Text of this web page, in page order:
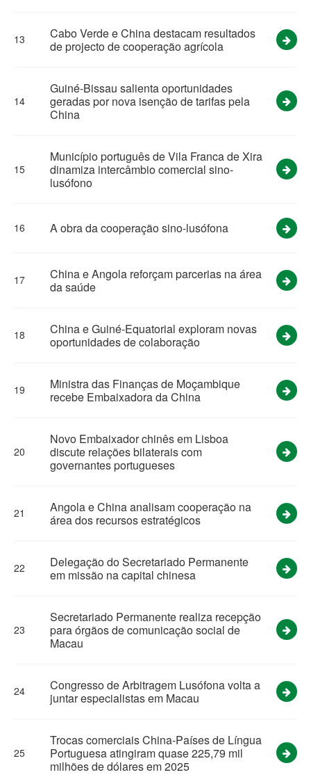
13
Cabo Verde e China destacam resultados
de projecto de cooperação agrícola
14
Guiné-Bissau salienta oportunidades
geradas por nova isenção de tarifas pela
China
15
Município português de Vila Franca de Xira
dinamiza intercâmbio comercial sino-
lusófono
16 A obra da cooperação sino-lusófona
17
China e Angola reforçam parcerias na área
da saúde
18
China e Guiné-Equatorial exploram novas
oportunidades de colaboração
19
Ministra das Finanças de Moçambique
recebe Embaixadora da China
20
Novo Embaixador chinês em Lisboa
discute relações bilaterais com
governantes portugueses
21
Angola e China analisam cooperação na
área dos recursos estratégicos
22
Delegação do Secretariado Permanente
em missão na capital chinesa
23
Secretariado Permanente realiza recepção
para órgãos de comunicação social de
Macau
24
Congresso de Arbitragem Lusófona volta a
juntar especialistas em Macau
25
Trocas comerciais China-Países de Língua
Portuguesa atingiram quase 225,79 mil
milhões de dólares em 2025